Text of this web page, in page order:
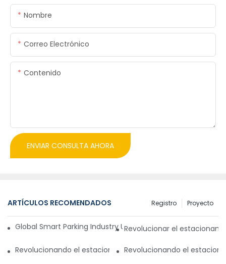
Nombre
Correo Electrónico
Contenido
ENVIAR CONSULTA AHORA
ARTÍCULOS RECOMENDADOS Proyecto
Registro
Global Smart Parking Industry Update for Third Quarter of
Revolucionar el
Revolucionando el estacionamiento con un sistema de
Revolucionando el